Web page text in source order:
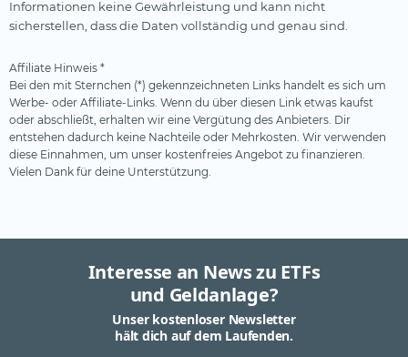
Informationen keine Gewährleistung und kann nicht
sicherstellen, dass die Daten vollständig und genau sind.
Affiliate Hinweis *
Bei den mit Sternchen (*) gekennzeichneten Links handelt es sich um
Werbe- oder Affiliate-Links. Wenn du über diesen Link etwas kaufst
oder abschließt, erhalten wir eine Vergütung des Anbieters. Dir
entstehen dadurch keine Nachteile oder Mehrkosten. Wir verwenden
diese Einnahmen, um unser kostenfreies Angebot zu finanzieren.
Vielen Dank für deine Unterstützung.
Interesse an News zu ETFs
und Geldanlage?
Unser kostenloser Newsletter
hält dich auf dem Laufenden.